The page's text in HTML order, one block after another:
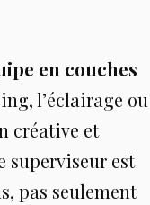
en couches
l’éclairage ou
créative et
superviseur est
pas seulement